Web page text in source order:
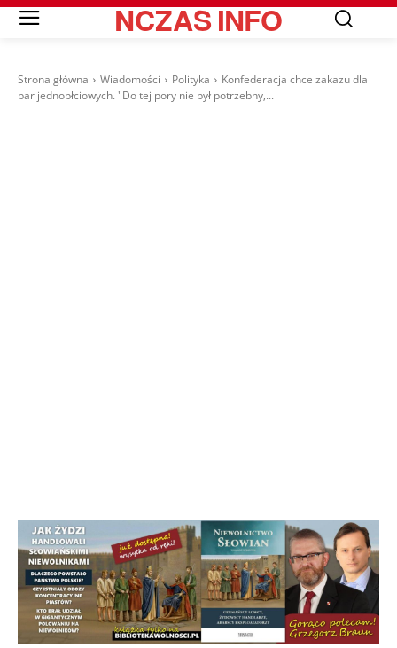
NCZASINFO
Strona główna Wiadomości Polityka
Konfederacja chce zakazu dla
par jednopłciowych. "Do tej pory nie był potrzebny,...